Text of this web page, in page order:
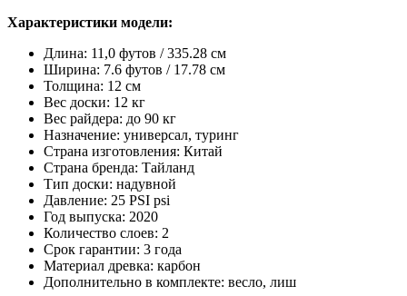
Характеристики модели:
Длина: 11,0 футов / 335.28 см
Ширина: 7.6 футов / 17.78 см
Толщина: 12 см
Вес доски: 12 кг
Вес райдера: до 90 кг
Назначение: универсал, туринг
Страна изготовления: Китай
Страна бренда: Тайланд
Тип доски: надувной
Давление: 25 PSI psi
Год выпуска: 2020
Количество слоев: 2
Срок гарантии: 3 года
Материал древка: карбон
Дополнительно в комплекте: весло, лиш